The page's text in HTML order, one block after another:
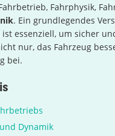
Fahrphysik,
. Ein grundlegendes
ist essenziell, um sicher
nur, das Fahrzeug
bei.
Dynamik